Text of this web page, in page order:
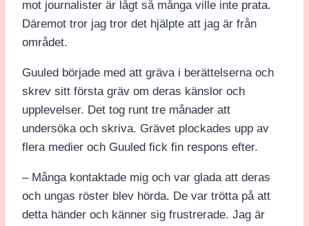
mot journalister är lågt så många ville inte prata.
Däremot tror jag tror det hjälpte att jag är från
området.
Guuled började med att gräva i berättelserna och
skrev sitt första gräv om deras känslor och
upplevelser. Det tog runt tre månader att
undersöka och skriva. Grävet plockades upp av
flera medier och Guuled fick fin respons efter.
– Många kontaktade mig och var glada att deras
och ungas röster blev hörda. De var trötta på att
detta händer och känner sig frustrerade. Jag är